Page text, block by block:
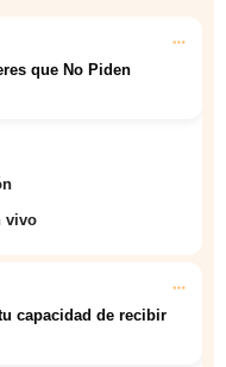
que No Piden
vivo
capacidad de recibir